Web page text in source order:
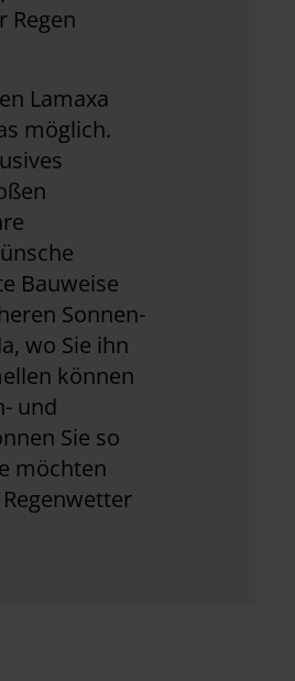
Regen
Lamaxa
möglich.
Bauweise
Sonnen-
wo Sie ihn
können
und
Sie so
möchten